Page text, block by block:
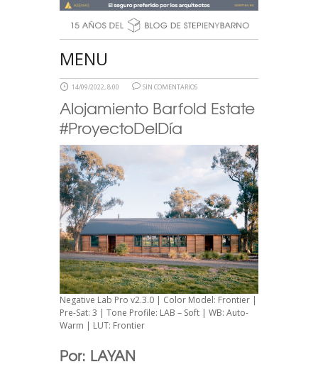
MENU
14/09/2022, 8:00 SIN COMENTARIOS
Alojamiento Barfold Estate
#ProyectoDelDía
Negative Lab Pro v2.3.0 | Color Model: Frontier |
Pre-Sat: 3 | Tone Profile: LAB – Soft | WB: Auto-
Warm | LUT: Frontier
Por: LAYAN